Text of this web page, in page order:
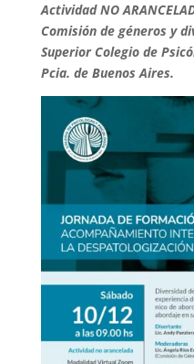
Actividad NO
Comisión de géneros y
Superior Colegio de
Pcia. de Buenos Aires.